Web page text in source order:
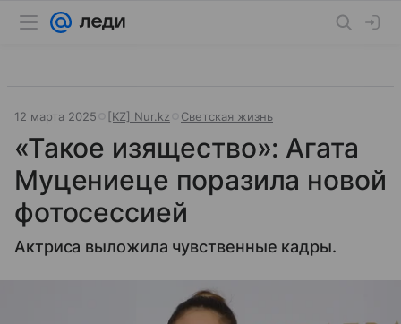
12 марта 2025 [KZ] Nur.kz Светская жизнь
«Такое изящество»: Агата
Муцениеце поразила новой
фотосессией
Актриса выложила чувственные кадры.